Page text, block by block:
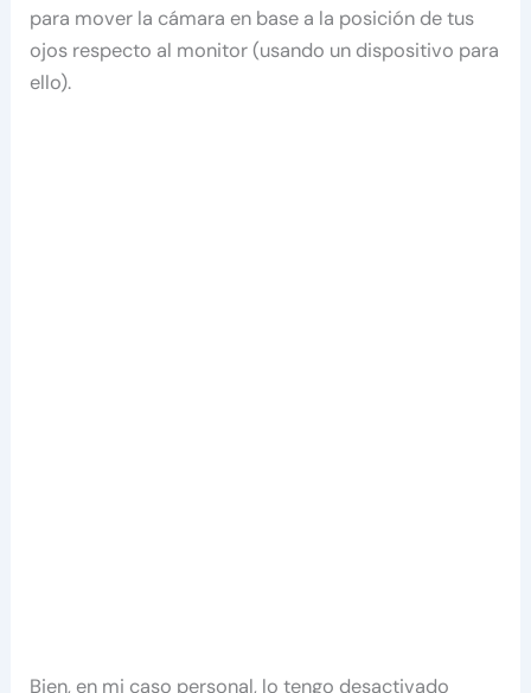
para mover la cámara en base a la posición de tus
ojos respecto al monitor (usando un dispositivo para
ello).
Bien, en mi caso personal, lo tengo desactivado